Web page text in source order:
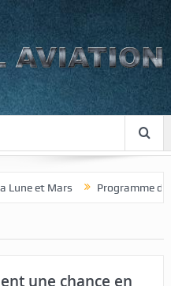
et Mars Programme de
une chance en